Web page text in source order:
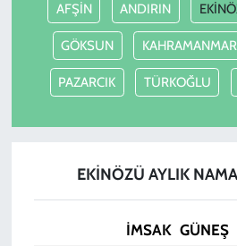
AFŞİN ANDIRIN
GÖKSUN
PAZARCIK TÜRKOĞLU
EKİNÖZÜ AYLIK
İMSAK GÜNEŞ